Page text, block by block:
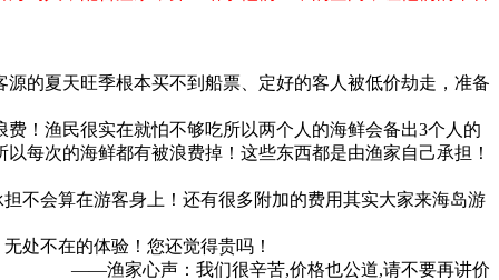
的夏天旺季根本买不到船票、定好的客人被低价劫走，准备
！渔民很实在就怕不够吃所以两个人的海鲜会备出3个人的
每次的海鲜都有被浪费掉！这些东西都是由渔家自己承担！
不会算在游客身上！还有很多附加的费用其实大家来海岛游
处不在的体验！您还觉得贵吗！
——渔家心声：我们很辛苦,价格也公道,请不要再讲价